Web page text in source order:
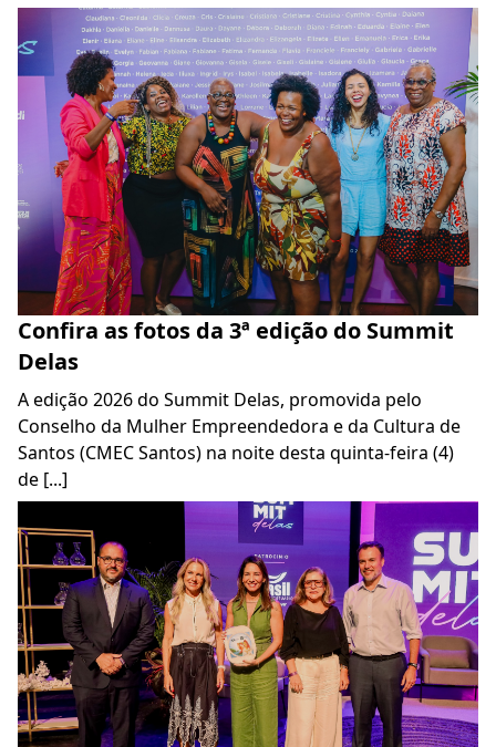
Confira as fotos da 3ª edição do Summit
Delas
A edição 2026 do Summit Delas, promovida pelo
Conselho da Mulher Empreendedora e da Cultura de
Santos (CMEC Santos) na noite desta quinta-feira (4)
de [...]